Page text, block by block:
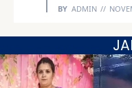
BY ADMIN